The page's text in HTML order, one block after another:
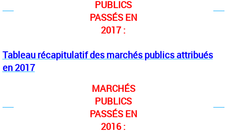
PUBLICS
PASSÉS EN
2017 :
Tableau récapitulatif des marchés publics attribués
en 2017
MARCHÉS
PUBLICS
PASSÉS EN
2016 :